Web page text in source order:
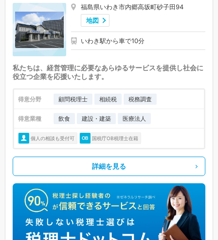
福島県いわき市内郷高坂町砂子田94
地図
いわき駅から車で10分
私たちは、経営管理に必要なあらゆるサービスを提供し社会に
役立つ企業を応援いたします。
得意分野 顧問税理士 相続税 税務調査
得意業種 飲食 建設・建築 医療法人
個人の相談も受付可 国税庁OB税理士在籍
詳細を見る